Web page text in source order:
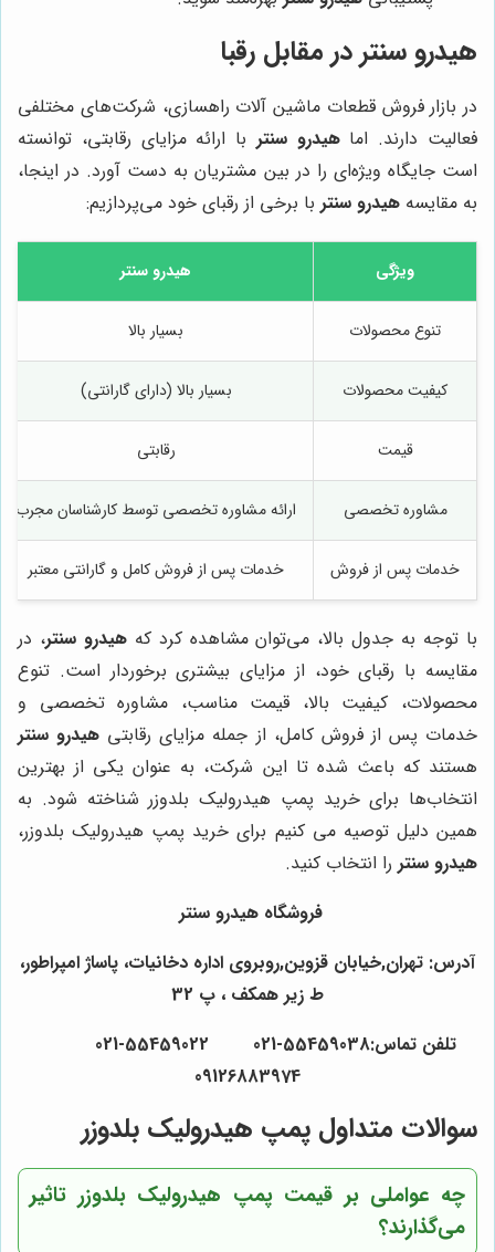
هیدرو سنتر در مقابل رقبا
در بازار فروش قطعات ماشین آلات راهسازی، شرکت‌های مختلفی
فعالیت دارند. اماهیدرو سنتر با ارائه مزایای رقابتی، توانسته
است جایگاه ویژه‌ای را در بین مشتریان به دست آورد. در اینجا،
به مقایسه هیدرو سنتر با برخی از رقبای خود می‌پردازیم:
ویژگی هیدرو سنتر
تنوع محصولات بسیار بالا
کیفیت محصولات بسیار بالا (دارای گارانتی)
قیمت رقابتی
مشاوره تخصصی ارائه مشاوره تخصصی توسط کارشناسان مجرب
خدمات پس از فروش خدمات پس از فروش کامل و گارانتی معتبر
با توجه به جدول بالا، می‌توان مشاهده کرد کههیدرو سنتر، در
مقایسه با رقبای خود، از مزایای بیشتری برخوردار است. تنوع
محصولات، کیفیت بالا، قیمت مناسب، مشاوره تخصصی و
خدمات پس از فروش کامل، از جمله مزایای رقابتی هیدرو سنتر
هستند که باعث شده تا این شرکت، به عنوان یکی از بهترین
انتخاب‌ها برای خرید پمپ هیدرولیک بلدوزر شناخته شود. به
همین دلیل توصیه می کنیم برای خرید پمپ هیدرولیک بلدوزر،
هیدرو سنتر را انتخاب کنید.
فروشگاه هیدرو سنتر
آدرس: تهران,خیابان قزوین,روبروی اداره دخانیات، پاساژ امپراطور،
ط زیر همکف ، پ 32
09126883974
سوالات متداول پمپ هیدرولیک بلدوزر
چه عواملی بر قیمت پمپ هیدرولیک بلدوزر تاثیر
می‌گذارند؟